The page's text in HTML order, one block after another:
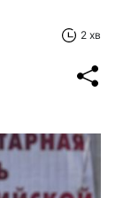
2 хв